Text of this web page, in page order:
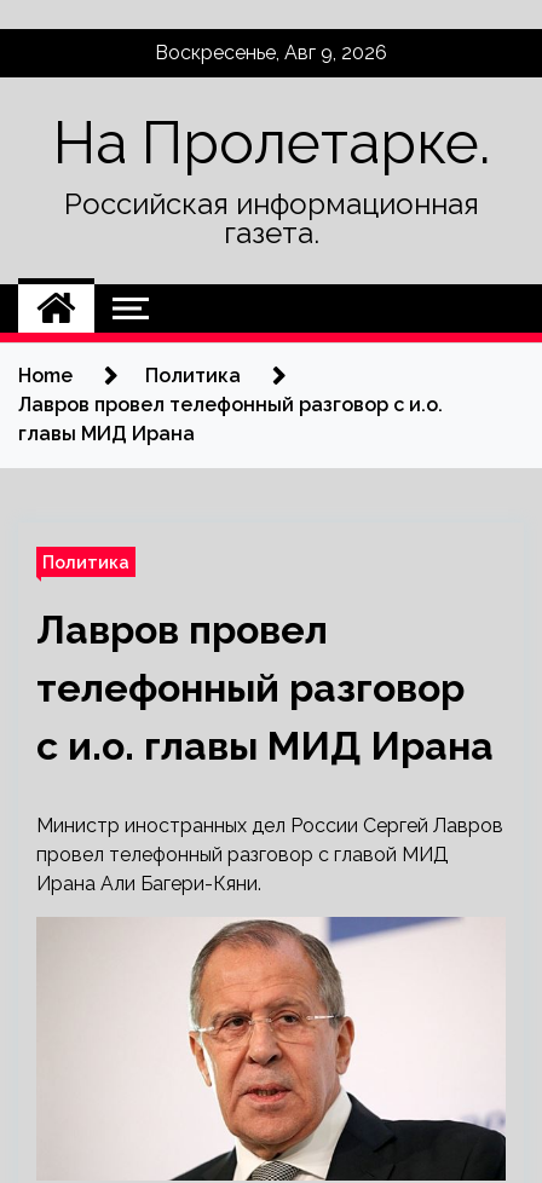
Воскресенье, Авг 9, 2026
На Пролетарке.
Российская информационная
газета.
Home
Политика
Лавров провел телефонный разговор с и.о.
главы МИД Ирана
Политика
Лавров провел
телефонный разговор
с и.о. главы МИД Ирана
Министр иностранных дел России Сергей Лавров
провел телефонный разговор с главой МИД
Ирана Али Багери-Кяни.